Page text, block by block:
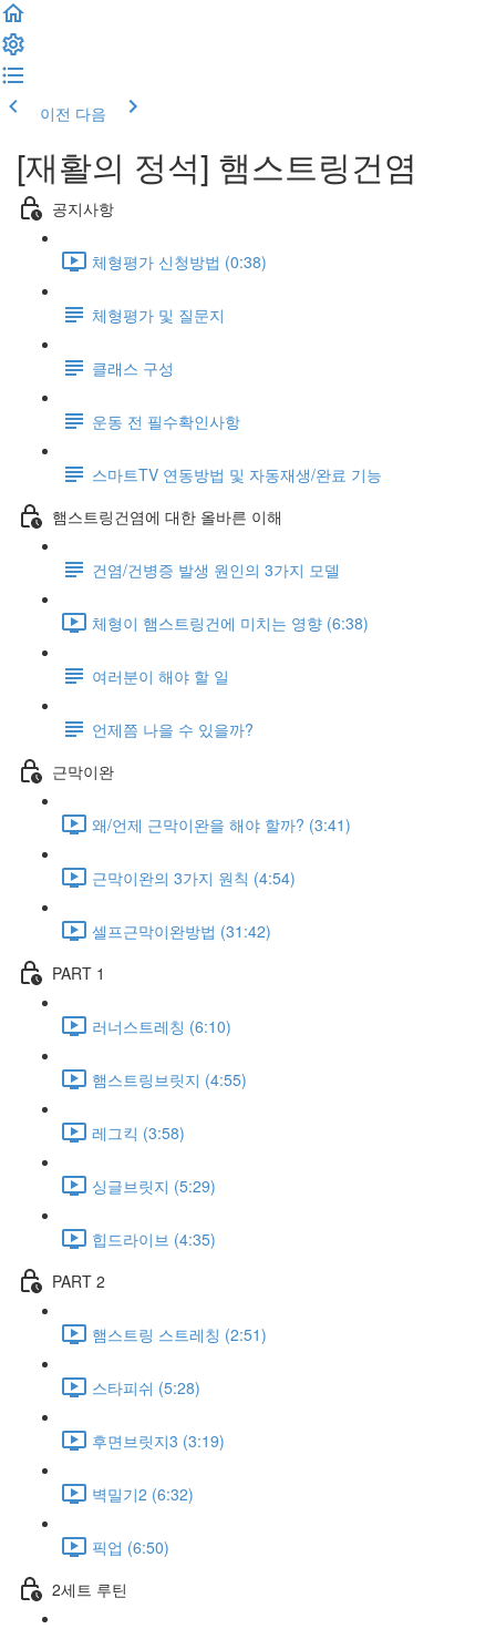
이전 다음
[재활의 정석] 햄스트링건염
공지사항
체형평가 신청방법 (0:38)
체형평가 및 질문지
클래스 구성
운동 전 필수확인사항
스마트TV 연동방법 및 자동재생/완료 기능
햄스트링건염에 대한 올바른 이해
건염/건병증 발생 원인의 3가지 모델
체형이 햄스트링건에 미치는 영향 (6:38)
여러분이 해야 할 일
언제쯤 나을 수 있을까?
근막이완
왜/언제 근막이완을 해야 할까? (3:41)
근막이완의 3가지 원칙 (4:54)
셀프근막이완방법 (31:42)
PART 1
러너스트레칭 (6:10)
햄스트링브릿지 (4:55)
레그킥 (3:58)
싱글브릿지 (5:29)
힙드라이브 (4:35)
PART 2
햄스트링 스트레칭 (2:51)
스타피쉬 (5:28)
후면브릿지3 (3:19)
벽밀기2 (6:32)
픽업 (6:50)
2세트 루틴